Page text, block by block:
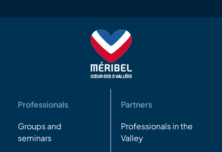
Professionals
Groups and
seminars
Partners
Professionals in the
Valley